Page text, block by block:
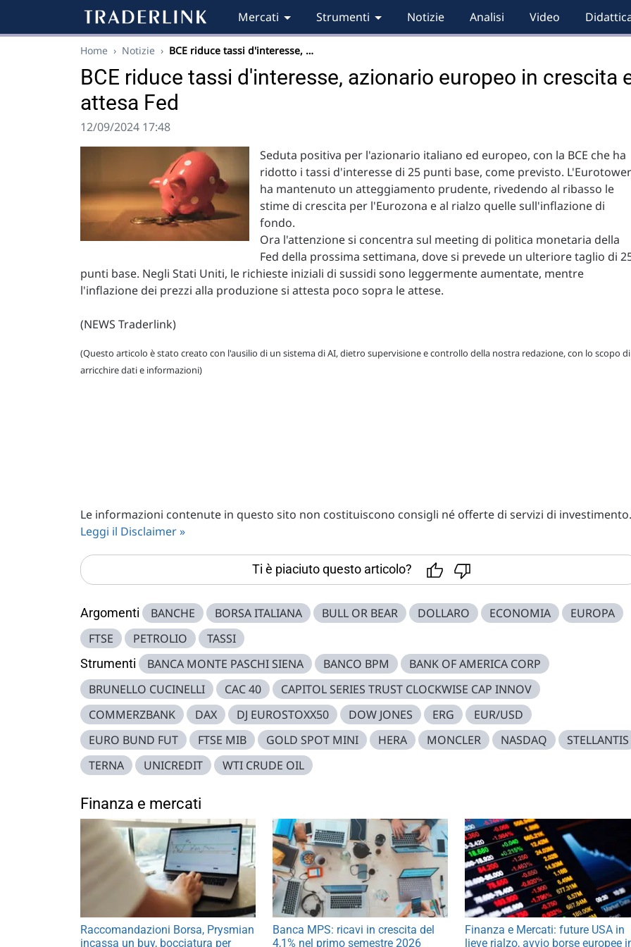
Mercati Strumenti Notizie Analisi Video
Home › Notizie › BCE riduce tassi d'interesse, …
BCE riduce tassi d'interesse, azionario europeo in crescita
attesa Fed
12/09/2024 17:48
Seduta positiva per l'azionario italiano ed europeo, con la BCE che ha
ridotto i tassi d'interesse di 25 punti base, come previsto. L'Eurotower
ha mantenuto un atteggiamento prudente, rivedendo al ribasso le
stime di crescita per l'Eurozona e al rialzo quelle sull'inflazione di
fondo.
Ora l'attenzione si concentra sul meeting di politica monetaria della
Fed della prossima settimana, dove si prevede un ulteriore taglio di
punti base. Negli Stati Uniti, le richieste iniziali di sussidi sono leggermente aumentate, mentre
l'inflazione dei prezzi alla produzione si attesta poco sopra le attese.
(NEWS Traderlink)
(Questo articolo è stato creato con l'ausilio di un sistema di AI, dietro supervisione e controllo della nostra redazione, con lo scopo di
arricchire dati e informazioni)
Le informazioni contenute in questo sito non costituiscono consigli né offerte di servizi di investimento.
Leggi il Disclaimer »
Ti è piaciuto questo articolo?
Argomenti BANCHE BORSA ITALIANA BULL OR BEAR DOLLARO ECONOMIA
EUROPA
FTSE
PETROLIO TASSI
Strumenti BANCA MONTE PASCHI SIENA BANCO BPM
BANK OF AMERICA CORP
BRUNELLO CUCINELLI
CAC 40
CAPITOL SERIES TRUST CLOCKWISE CAP INNOV
COMMERZBANK
DAX DJ EUROSTOXX50 DOW JONES ERG
EUR/USD
EURO BUND FUT
FTSE MIB GOLD SPOT MINI HERA MONCLER NASDAQ
STELLANTIS
TERNA
UNICREDIT WTI CRUDE OIL
Finanza e mercati
Raccomandazioni Borsa, Prysmian
incassa un buy, bocciatura per
Banca MPS: ricavi in crescita del
4,1% nel primo semestre 2026
Finanza e Mercati: future USA in
lieve rialzo, avvio borse europee